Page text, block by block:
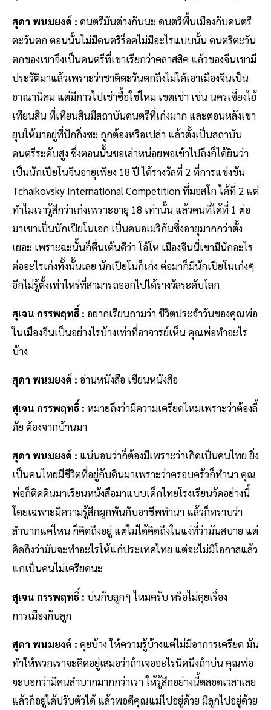
สุดา พนมยงค์ : ดนตรีมันต่างกันนะ ดนตรีพื้นเมืองกับดนตรี
ตะวันตก ตอนนั้นไม่มีดนตรีร็อคไม่มีอะไรแบบนั้น ดนตรีตะวัน
ตกของเขาจึงเป็นดนตรีที่เขาเรียกว่าคลาสสิค แล้วของจีนเขามี
ประวัติมาแล้วเพราะว่าชาติตะวันตกถึงไม่ได้เอาเมืองจีนเป็น
อาณานิคม แต่มีการไปเช่าซื้อใช่ไหม เขตเช่า เช่น นครเซี่ยงไฮ้
เทียนสิน ที่เทียนสินมีสถาบันดนตรีที่เก่งมาก และตอนหลังเขา
ยุบให้มาอยู่ที่ปักกิ่งซะ ถูกต้องหรือเปล่า แล้วตั้งเป็นสถาบัน
ดนตรีระดับสูง ซึ่งตอนนั้นขอเล่าหน่อยพอเข้าไปถึงก็ได้ยินว่า
เป็นนักเปียโนจีนอายุเพียง 18 ปี ได้รางวัลที่ 2 ที่การแข่งขัน
Tchaikovsky International Competition ที่มอสโก ได้ที่ 2 แต่
ทำไมเรารู้สึกว่าเก่งเพราะอายุ 18 เท่านั้น แล้วคนที่ได้ที่ 1 ต่อ
มาเขาเป็นนักเปียโนเอก เป็นคนอเมริกันซึ่งอายุมากกว่าตั้ง
เยอะ เพราะฉะนั้นก็ตื่นเต้นดีว่า โอ้โห เมืองจีนนี่เขามีนักอะไร
ต่ออะไรเก่งทั้งนั้นเลย นักเปียโนก็เก่ง ต่อมาก็มีนักเปียโนเก่งๆ
อีกไม่รู้ตั้งเท่าไหร่ที่สามารถออกไปได้รางวัลระดับโลก
สุเจน กรรพฤทธิ์ : อยากเรียนถามว่า ชีวิตประจำวันของคุณพ่อ
ในเมืองจีนเป็นอย่างไรบ้างเท่าที่อาจารย์เห็น คุณพ่อทำอะไร
บ้าง
สุดา พนมยงค์ : อ่านหนังสือ เขียนหนังสือ
สุเจน กรรพฤทธิ์ : หมายถึงว่ามีความเครียดไหมเพราะว่าต้องลี้
ภัย ต้องจากบ้านมา
สุดา พนมยงค์ : แน่นอนว่าก็ต้องมีเพราะว่าเกิดเป็นคนไทย ยิ่ง
เป็นคนไทยมีชีวิตที่อยู่กับดินมาเพราะว่าครอบครัวก็ทำนา คุณ
พ่อก็ติดดินมาเรียนหนังสือมาแบบเด็กไทยโรงเรียนวัดอย่างนี้
โดยเฉพาะมีความรู้สึกผูกพันกับอาชีพทำนา แล้วก็ทราบว่า
ลำบากแค่ไหน ก็คิดถึงอยู่ แต่ไม่ได้คิดถึงในแง่ที่ว่ามันสบาย แต่
คิดถึงว่ามันจะทำอะไรให้แก่ประเทศไทย แต่จะไม่มีโอกาสแล้ว
แกเป็นคนไม่เครียดนะ
สุเจน กรรพฤทธิ์ : บ่นกับลูกๆ ไหมครับ หรือไม่คุยเรื่อง
การเมืองกับลูก
สุดา พนมยงค์ : คุยบ้าง ให้ความรู้บ้างแต่ไม่มีอาการเครียด มัน
ทำให้พวกเราจะคิดอยู่เสมอว่าถ้าเจออะไรนิดนึงถ้าบ่น คุณพ่อ
จะบอกว่ามีคนลำบากมากกว่าเรา ให้รู้สึกอย่างนี้ตลอดเวลาเลย
แล้วก็อยู่ได้ปรับตัวได้ แล้วพอดีคุณแม่ไปอยู่ด้วย มีลูกไปอยู่ด้วย